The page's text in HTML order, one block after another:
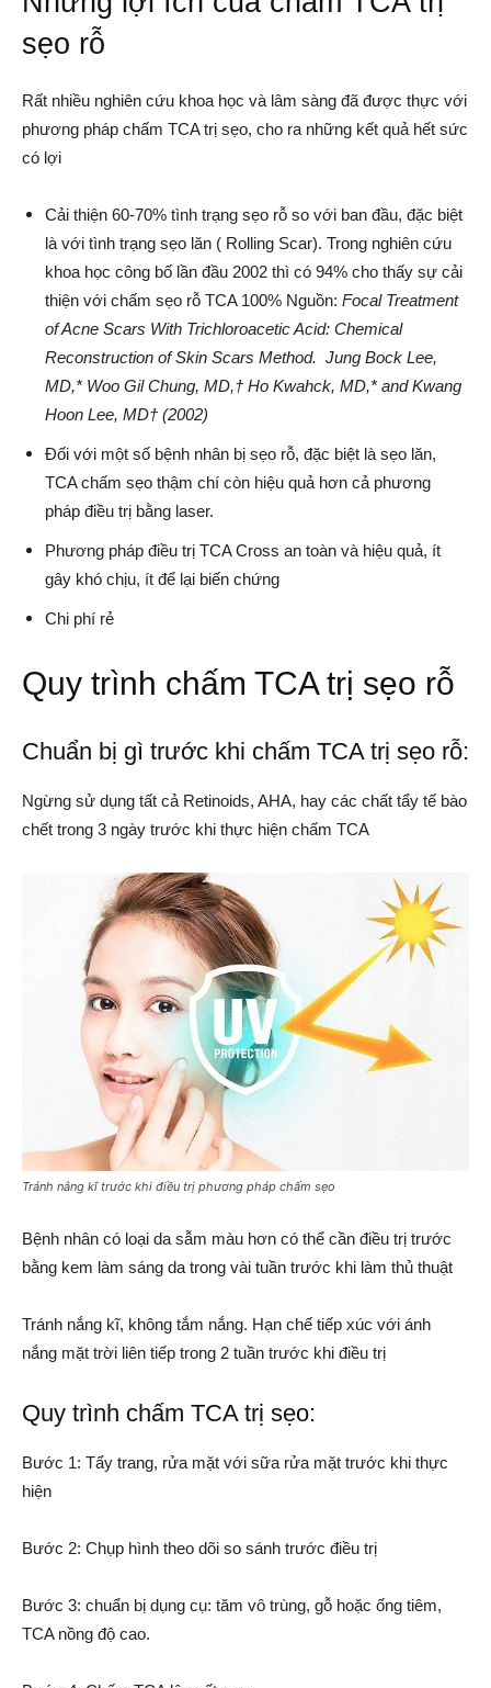
sẹo rỗ
Rất nhiều nghiên cứu khoa học và lâm sàng đã được thực với
phương pháp chấm TCA trị sẹo, cho ra những kết quả hết sức
có lợi
Cải thiện 60-70% tình trạng sẹo rỗ so với ban đầu, đặc biệt
là với tình trạng sẹo lăn ( Rolling Scar). Trong nghiên cứu
khoa học công bố lần đầu 2002 thì có 94% cho thấy sự cải
thiện với chấm sẹo rỗ TCA 100% Nguồn: Focal Treatment
of Acne Scars With Trichloroacetic Acid: Chemical
Reconstruction of Skin Scars Method. Jung Bock Lee,
MD,* Woo Gil Chung, MD,† Ho Kwahck, MD,* and Kwang
Hoon Lee, MD† (2002)
Đối với một số bệnh nhân bị sẹo rỗ, đặc biệt là sẹo lăn,
TCA chấm sẹo thậm chí còn hiệu quả hơn cả phương
pháp điều trị bằng laser.
Phương pháp điều trị TCA Cross an toàn và hiệu quả, ít
gây khó chịu, ít để lại biến chứng
Chi phí rẻ
Quy trình chấm TCA trị sẹo rỗ
Chuẩn bị gì trước khi chấm TCA trị sẹo rỗ:
Ngừng sử dụng tất cả Retinoids, AHA, hay các chất tẩy tế bào
chết trong 3 ngày trước khi thực hiện chấm TCA
Tránh nắng kĩ trước khi điều trị phương pháp chấm sẹo
Bệnh nhân có loại da sẫm màu hơn có thể cần điều trị trước
bằng kem làm sáng da trong vài tuần trước khi làm thủ thuật
Tránh nắng kĩ, không tắm nắng. Hạn chế tiếp xúc với ánh
nắng mặt trời liên tiếp trong 2 tuần trước khi điều trị
Quy trình chấm TCA trị sẹo:
Bước 1: Tẩy trang, rửa mặt với sữa rửa mặt trước khi thực
hiện
Bước 2: Chụp hình theo dõi so sánh trước điều trị
Bước 3: chuẩn bị dụng cụ: tăm vô trùng, gỗ hoặc ống tiêm,
TCA nồng độ cao.